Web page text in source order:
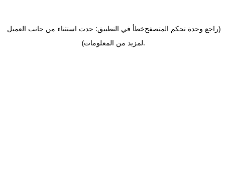
خطأ في التطبيق: حدث استثناء من جانب العميل(راجع وحدة تحكم المتصفح
لمزيد من المعلومات).